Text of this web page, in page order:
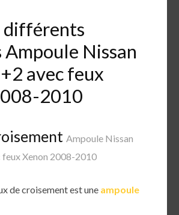
différents
Ampoule Nissan
avec feux
2010
Ampoule Nissan
Xenon 2008-2010
de croisement est une ampoule